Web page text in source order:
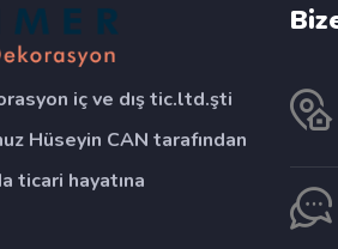
iç ve dış tic.ltd.şti
Hüseyin CAN tarafından
ticari hayatına